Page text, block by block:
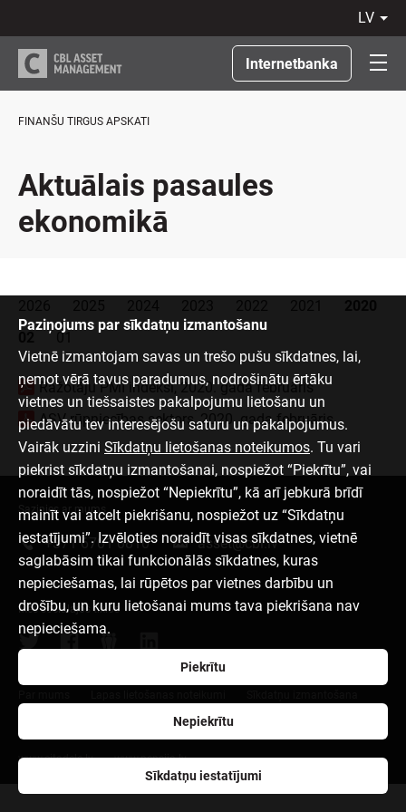
LV
RU
EN
LT
Internetbanka
FINANŠU TIRGUS APSKATI
Aktuālais pasaules
ekonomikā
01
Ražotāju PMI indeksi, 2020. gada februāris
ASV rūpniecības sektors, 2020. gada februāris
Paziņojums par sīkdatņu izmantošanu
Vietnē izmantojam savas un trešo pušu sīkdatnes, lai,
ņemot vērā tavus paradumus, nodrošinātu ērtāku
vietnes un tiešsaistes pakalpojumu lietošanu un
piedāvātu tev interesējošu saturu un pakalpojumus.
Vairāk uzzini Sīkdatņu lietošanas noteikumos. Tu vari
piekrist sīkdatņu izmantošanai, nospiežot “Piekrītu”, vai
noraidīt tās, nospiežot “Nepiekrītu”, kā arī jebkurā brīdī
mainīt vai atcelt piekrišanu, nospiežot uz “Sīkdatņu
iestatījumi”. Izvēloties noraidīt visas sīkdatnes, vietnē
saglabāsim tikai funkcionālās sīkdatnes, kuras
nepieciešamas, lai rūpētos par vietnes darbību un
drošību, un kuru lietošanai mums tava piekrišana nav
nepieciešama.
Piekrītu
Nepiekrītu
Sīkdatņu iestatījumi
Sazinies ar mums
+371 6701 0810 asset@cbl.lv
Mēs sociālajos tīklos
Personas datu apstrāde un aizsardzība Ilgtspēja
www.citadele.lv www.pensija.lv